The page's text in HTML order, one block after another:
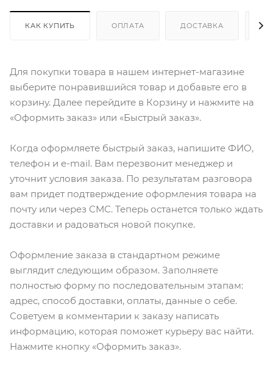
КАК КУПИТЬ ОПЛАТА ДОСТАВКА
Для покупки товара в нашем интернет-магазине
выберите понравившийся товар и добавьте его в
корзину. Далее перейдите в Корзину и нажмите на
«Оформить заказ» или «Быстрый заказ».
Когда оформляете быстрый заказ, напишите ФИО,
телефон и e-mail. Вам перезвонит менеджер и
уточнит условия заказа. По результатам разговора
вам придет подтверждение оформления товара на
почту или через СМС. Теперь останется только ждать
доставки и радоваться новой покупке.
Оформление заказа в стандартном режиме
выглядит следующим образом. Заполняете
полностью форму по последовательным этапам:
адрес, способ доставки, оплаты, данные о себе.
Советуем в комментарии к заказу написать
информацию, которая поможет курьеру вас найти.
Нажмите кнопку «Оформить заказ».